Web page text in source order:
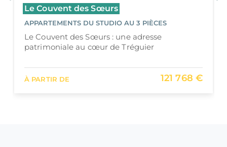
La Caserne Beaumanoir
APPARTEMENTS DU STUDIO AU 3 PIÈCES
Renaissance patrimoniale au cœur de la cité
médiévale
À PARTIR DE 215 000 €